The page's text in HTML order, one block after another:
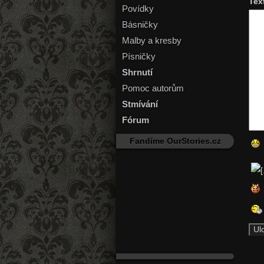
Povídky
Básničky
Malby a kresby
Písničky
Shrnutí
Pomoc autorům
Stmívání
Fórum
Fandíme OurStories.cz